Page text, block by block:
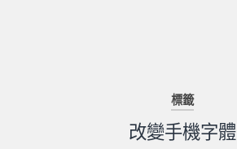
標籤
改變手機字體